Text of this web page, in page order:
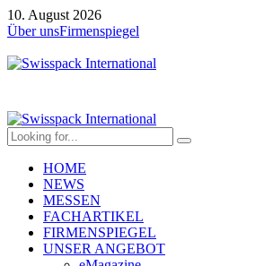
10. August 2026
Über unsFirmenspiegel
HOME
NEWS
MESSEN
FACHARTIKEL
FIRMENSPIEGEL
UNSER ANGEBOT